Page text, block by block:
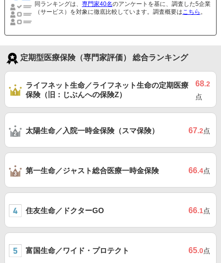
同ランキングは、 専門家40名のアンケートを基に、調査した5企業
（サービス）を対象に徹底比較しています。調査概要はこちら 。
定期型医療保険（専門家評価） 総合ランキング
ライフネット生命／ライフネット生命の定期医療
保険（旧：じぶんへの保険Z）
68.2
点
太陽生命／入院一時金保険（スマ保険） 67.2点
第一生命／ジャスト総合医療一時金保険 66.4点
住友生命／ドクターGO 66.1点
富国生命／ワイド・プロテクト 65.0点